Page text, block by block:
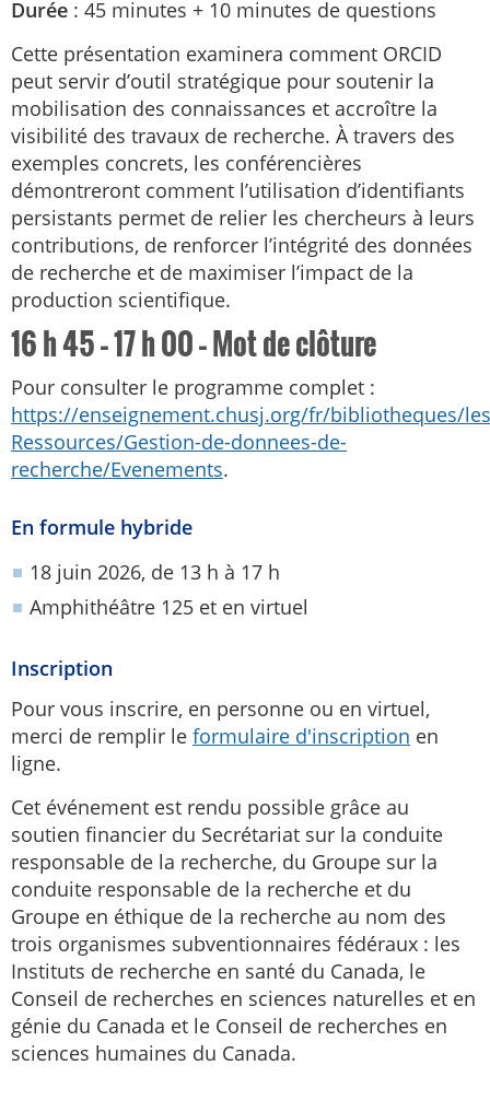
Durée : 45 minutes + 10 minutes de questions
Cette présentation examinera comment ORCID
peut servir d’outil stratégique pour soutenir la
mobilisation des connaissances et accroître la
visibilité des travaux de recherche. À travers des
exemples concrets, les conférencières
démontreront comment l’utilisation d’identifiants
persistants permet de relier les chercheurs à leurs
contributions, de renforcer l’intégrité des données
de recherche et de maximiser l’impact de la
production scientifique.
16 h 45 – 17 h 00 – Mot de clôture
Pour consulter le programme complet :
https://enseignement.chusj.org/fr/bibliotheques/
Ressources/Gestion-de-donnees-de-
recherche/Evenements.
En formule hybride
18 juin 2026, de 13 h à 17 h
Amphithéâtre 125 et en virtuel
Inscription
Pour vous inscrire, en personne ou en virtuel,
merci de remplir le formulaire d'inscription en
ligne.
Cet événement est rendu possible grâce au
soutien financier du Secrétariat sur la conduite
responsable de la recherche, du Groupe sur la
conduite responsable de la recherche et du
Groupe en éthique de la recherche au nom des
trois organismes subventionnaires fédéraux : les
Instituts de recherche en santé du Canada, le
Conseil de recherches en sciences naturelles et en
génie du Canada et le Conseil de recherches en
sciences humaines du Canada.